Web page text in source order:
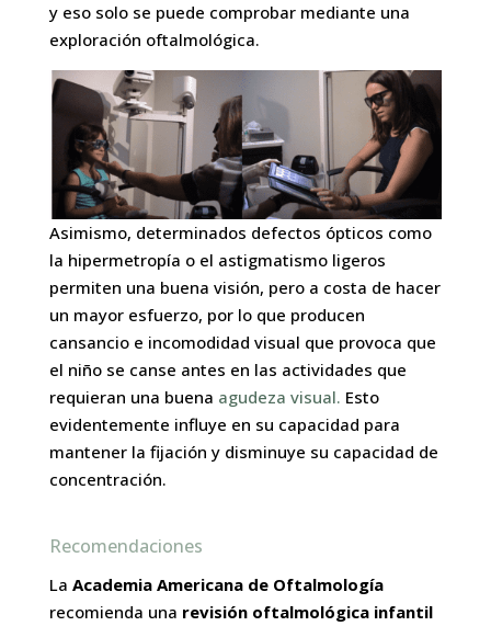
y eso solo se puede comprobar mediante una
exploración oftalmológica.
Asimismo, determinados defectos ópticos como
la hipermetropía o el astigmatismo ligeros
permiten una buena visión, pero a costa de hacer
un mayor esfuerzo, por lo que producen
cansancio e incomodidad visual que provoca que
el niño se canse antes en las actividades que
requieran una buena agudeza visual. Esto
evidentemente influye en su capacidad para
mantener la fijación y disminuye su capacidad de
concentración.
Recomendaciones
La Academia Americana de Oftalmología
recomienda una revisión oftalmológica infantil